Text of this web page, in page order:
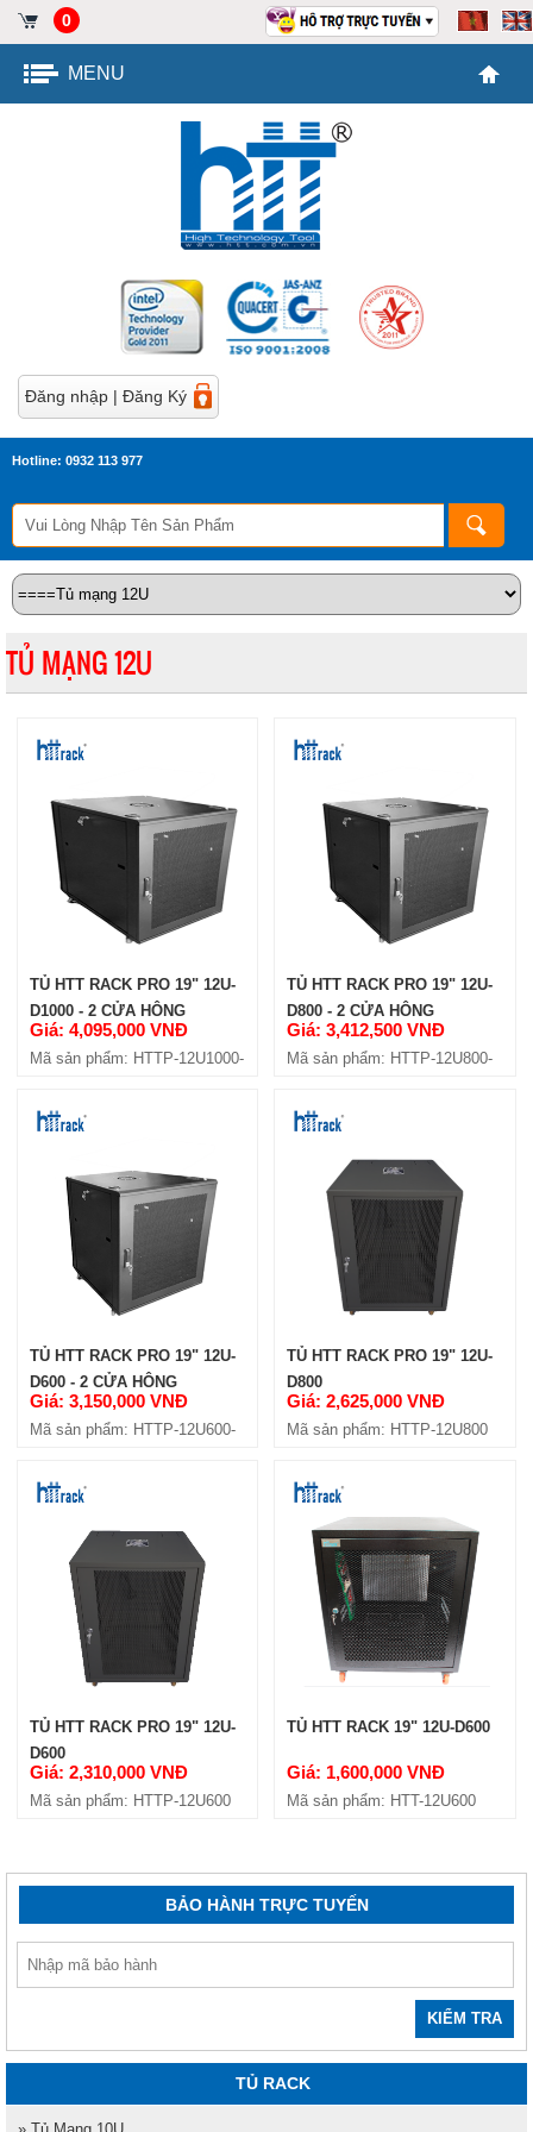
0
MENU
Đăng nhập | Đăng Ký
Hotline: 0932 113 977
TỦ MẠNG 12U
TỦ HTT RACK PRO 19" 12U-
D1000 - 2 CỬA HÔNG
Giá: 4,095,000 VNĐ
Mã sản phẩm: HTTP-12U1000-
TỦ HTT RACK PRO 19" 12U-
D800 - 2 CỬA HÔNG
Giá: 3,412,500 VNĐ
Mã sản phẩm: HTTP-12U800-
TỦ HTT RACK PRO 19" 12U-
D600 - 2 CỬA HÔNG
Giá: 3,150,000 VNĐ
Mã sản phẩm: HTTP-12U600-
TỦ HTT RACK PRO 19" 12U-
D800
Giá: 2,625,000 VNĐ
Mã sản phẩm: HTTP-12U800
TỦ HTT RACK PRO 19" 12U-
D600
Giá: 2,310,000 VNĐ
Mã sản phẩm: HTTP-12U600
TỦ HTT RACK 19" 12U-D600
Giá: 1,600,000 VNĐ
Mã sản phẩm: HTT-12U600
BẢO HÀNH TRỰC TUYẾN
KIỂM TRA
TỦ RACK